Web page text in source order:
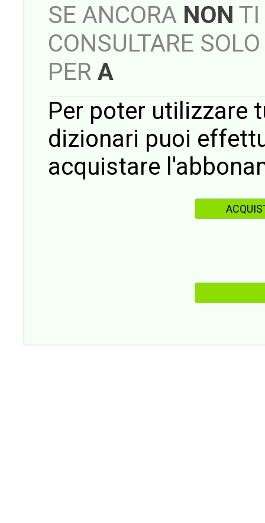
SE ANCORA NON TI
CONSULTARE
PER A
Per poter utilizzare
dizionari puoi
acquistare